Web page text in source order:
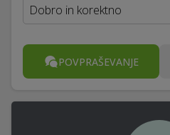
Dobro in korektno
POVPRAŠEVANJE